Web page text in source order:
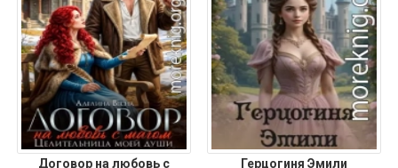
Договор на любовь с
Герцогиня Эмили